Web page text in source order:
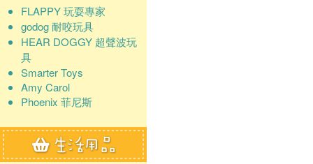
FLAPPY 玩耍專家
godog 耐咬玩具
HEAR DOGGY 超聲波玩
具
Smarter Toys
Amy Carol
Phoenix 菲尼斯